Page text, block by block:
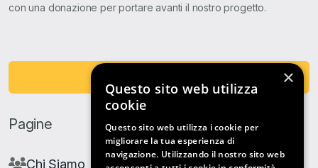
con una donazione per portare avanti il nostro progetto.
Pagine
Chi Siamo
×
Questo sito web utilizza
cookie
Questo sito web utilizza i cookie per
migliorare la tua esperienza di
navigazione. Utilizzando il nostro sito web